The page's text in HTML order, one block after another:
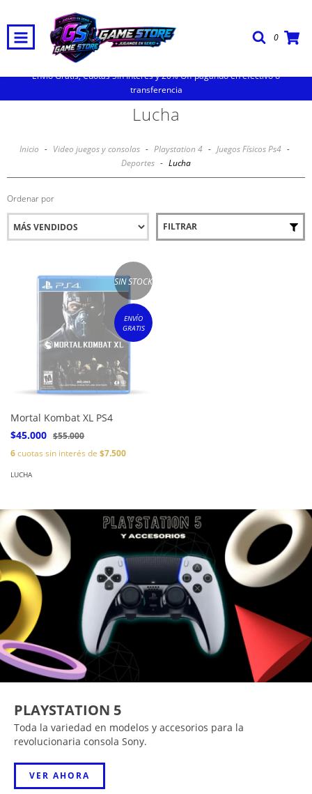
0
Envio Gratis, Cuotas Sin Interes y 20% Off pagando en efectivo o
transferencia
Lucha
Inicio - Video juegos y consolas - Playstation 4 - Juegos Físicos Ps4 -
Deportes - Lucha
Ordenar por
FILTRAR
SIN STOCK
ENVÍO
GRATIS
Mortal Kombat XL PS4
$45.000 $55.000
6cuotas sin interés de $7.500
LUCHA
PLAYSTATION 5
Toda la variedad en modelos y accesorios para la
revolucionaria consola Sony.
VER AHORA